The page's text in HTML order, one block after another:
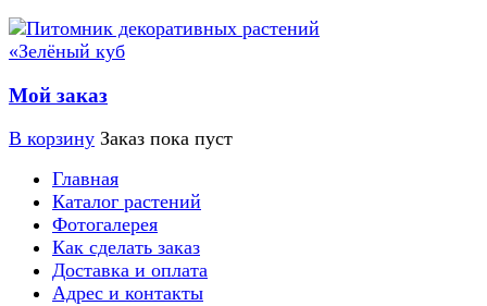
Мой заказ
В корзину Заказ пока пуст
Главная
Каталог растений
Фотогалерея
Как сделать заказ
Доставка и оплата
Адрес и контакты